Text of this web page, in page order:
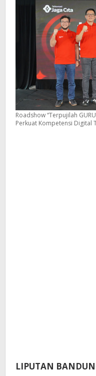
Roadshow “Terpujilah
Perkuat Kompetensi Digital
LIPUTAN